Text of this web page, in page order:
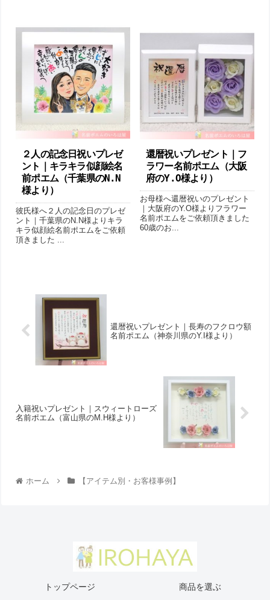
２人の記念日祝いプレゼ
ント｜キラキラ似顔絵名
前ポエム（千葉県のN.N
様より ）
彼氏様へ２人の記念日のプレゼ
ント｜千葉県のN.N様よりキラ
キラ似顔絵名前ポエムをご依頼
頂きました ...
還暦祝いプレゼント｜フ
ラワー名前ポエム（大阪
府のY.O様より ）
お母様へ還暦祝いのプレゼント
｜大阪府のY.O様よりフラワー
名前ポエムをご依頼頂きました
60歳のお...
還暦祝いプレゼント｜長寿のフクロウ額
名前ポエム（神奈川県のY.I様より ）
入籍祝いプレゼント｜スウィートローズ
名前ポエム（富山県のM.H様より）
ホーム 【アイテム別・お客様事例】
トップページ
商品を選ぶ